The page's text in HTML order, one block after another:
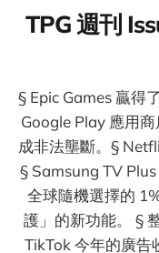
TPG 週刊
§ Epic Games 贏得
Google Play 應用
成非法壟斷。§
§ Samsung TV
全球隨機選擇的
護」的新功能。 §
TikTok 今年的廣告